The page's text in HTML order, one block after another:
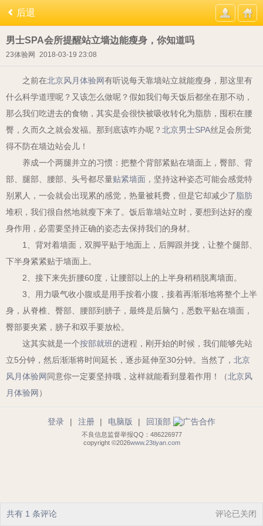
后退
男士SPA会所提醒站立墙边能瘦身，你知道吗
23体验网 2018-03-19 23:08
之前在北京风月体验网有听说每天靠墙站立就能瘦身，那这里有
什么科学道理呢？又该怎么做呢？ 假如我们每天饭后都坐在那不动，
那么我们吃进去的食物，其实是会很快被吸收转化为脂肪，囤积在腰
臀，久而久之就会发福。 那到底该咋办呢？ 北京男士SPA丝足会所觉
得不防在墙边站会儿！
养成一个两腿并立的习惯： 把整个背部紧贴在墙面上，臀部、背
部、腿部、腰部、头号都尽量贴紧墙面 ， 坚持这种姿态可能会感觉特
别累人，一会就会出现累的感觉，热量被耗费，但是它却减少了 脂肪
堆积，我们很自然地就瘦下来了。 饭后靠墙站立时，要想到达好的瘦
身作用，必需要坚持正确的姿态去保持我们的身材。
1、背对着墙面，双脚平贴于地面上，后脚跟并拢，让整个腿部、
下半身紧紧贴于墙面上。
2、接下来先折腰60度，让腰部以上的上半身稍稍脱离墙面。
3、用力吸气收小腹或是用手按着小腹，接着再渐渐地将整个上半
身，从脊椎、臀部、腰部到膀子，最终是后脑勺，悉数平贴在墙面，
臀部要夹紧，膀子和双手要放松。
这其实就是一个按部就班的进程，刚开始的时候，我们能够先站
立5分钟，然后渐渐将时间延长，逐步延伸至30分钟。当然了， 北京
风月体验网 同意你一定要坚持哦，这样就能看到显着作用！（北京风
月体验网 ）
评论已关闭
共有 1 条评论
登录 | 注册 | 电脑版 | 回顶部
不良信息监督举报QQ：486226977
copyright ©2026www.23tiyan.com